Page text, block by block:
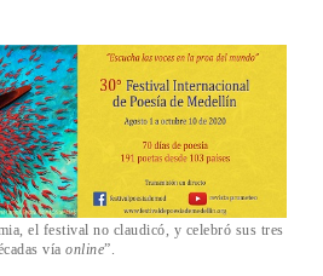
el festival no claudicó, y celebró sus tres
vía online”.